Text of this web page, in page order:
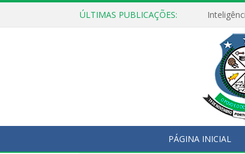
ÚLTIMAS PUBLICAÇÕES:
PÁGINA INICIAL